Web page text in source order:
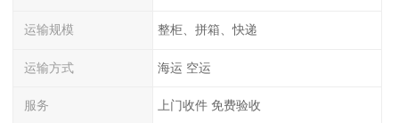
运输规模 整柜、拼箱、快递
运输方式 海运 空运
服务 上门收件 免费验收